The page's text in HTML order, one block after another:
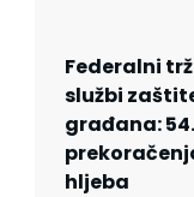
Federalni
službi
građana:
hljeba